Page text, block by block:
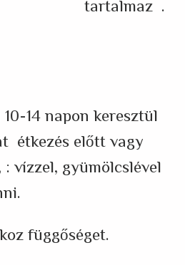
tartalmaz .
14 napon keresztül
étkezés előtt vagy
vízzel, gyümölcslével
függőséget.